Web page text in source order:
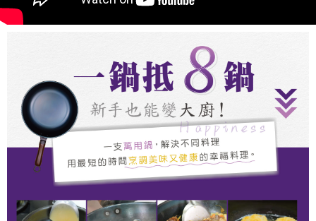
melalui perkhidmatan ini pada masa transaksi. Hasil daripada pembelian
atau pembayaran ansuran akan dipindahkan oleh peniaga kepada
Untuk memenuhi hubungan kontrak yang terjalin melalui persetujuan
penggunaan OP Pay Later, peniaga akan memberikan maklumat peribadi
anda (termasuk nama, nombor telefon, atau alamat) kepada Syarikat bagi
tujuan pengumpulan, pemprosesan dan penggunaan data yang
diperlukan untuk pengebilan ansuran, termasuk pengesahan,
pengesahan semula dan pembetulan.
Untuk terma perkhidmatan penuh, sila rujuk pautan berikut:
https://oppay.tw/userRule" target="_blank" class="link revert-
【Panduan Penggunaan Pembayaran Ansuran Gogo】